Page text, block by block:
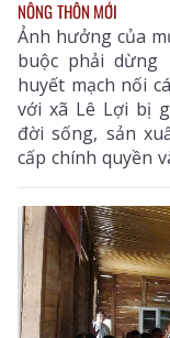
NÔNG THÔN MỚI
Ảnh hưởng của
buộc phải dừng
huyết mạch nối
với xã Lê Lợi bị
đời sống, sản
cấp chính quyền
trương vào
sớm thông tuyến.